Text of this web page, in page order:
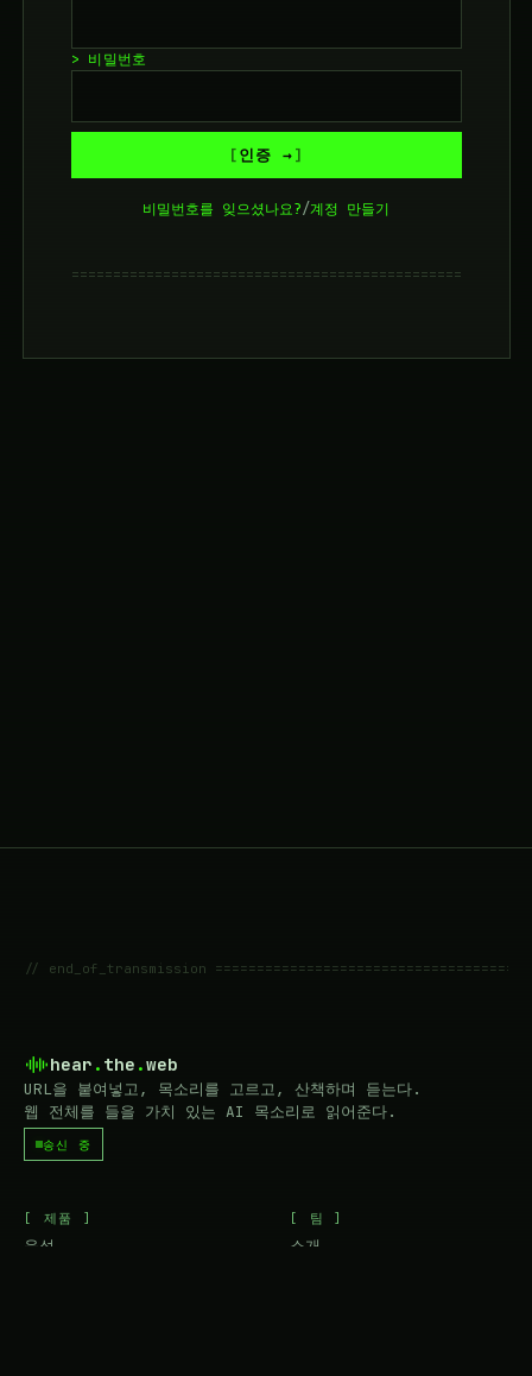
> 비밀번호
인증 →
비밀번호를 잊으셨나요?/계정 만들기
===============================================
// end_of_transmission
hear . the .web
URL을 붙여넣고, 목소리를 고르고, 산책하며 듣는다.
웹 전체를 들을 가치 있는 AI 목소리로 읽어준다.
송신 중
[ 제품 ]
음성
[ 팀 ]
소개